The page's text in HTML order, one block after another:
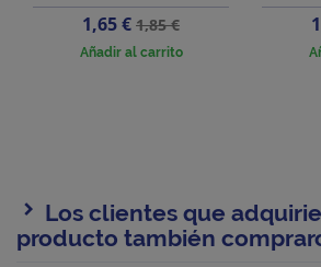
Precio
1,65 €Precio
base
1,85 €
Añadir al carrito
Los clientes que
producto también